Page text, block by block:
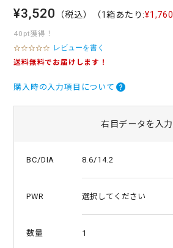
¥3,520 （税込） （1箱あたり:¥1,760
40pt獲得！
0
.
t
n
レビューを書く
送料無料でお届けします！
購入時の入力項目について
右目データを入力
BC/DIA 8.6/14.2
PWR
数量 1